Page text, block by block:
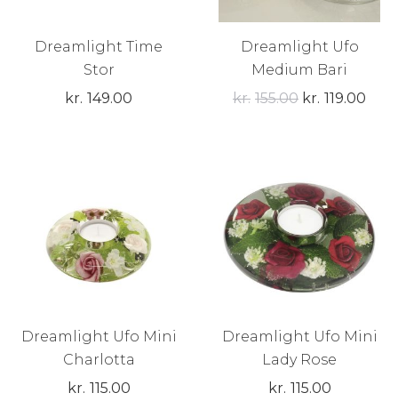
Dreamlight Time
Stor
kr. 149.00
Dreamlight Ufo
Medium Bari
kr. 155.00 Den
kr.155.00.
kr. 119.00
Dreamlight Ufo Mini
Charlotta
kr. 115.00
Dreamlight Ufo Mini
Lady Rose
kr. 115.00